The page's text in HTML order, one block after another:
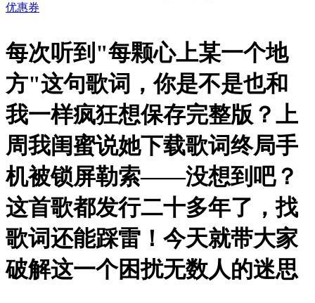
优惠券
每次听到"每颗心上某一个地
方"这句歌词，你是不是也和
我一样疯狂想保存完整版？上
周我闺蜜说她下载歌词终局手
机被锁屏勒索——没想到吧？
这首歌都发行二十多年了，找
歌词还能踩雷！今天就带大家
破解这一个困扰无数人的迷思